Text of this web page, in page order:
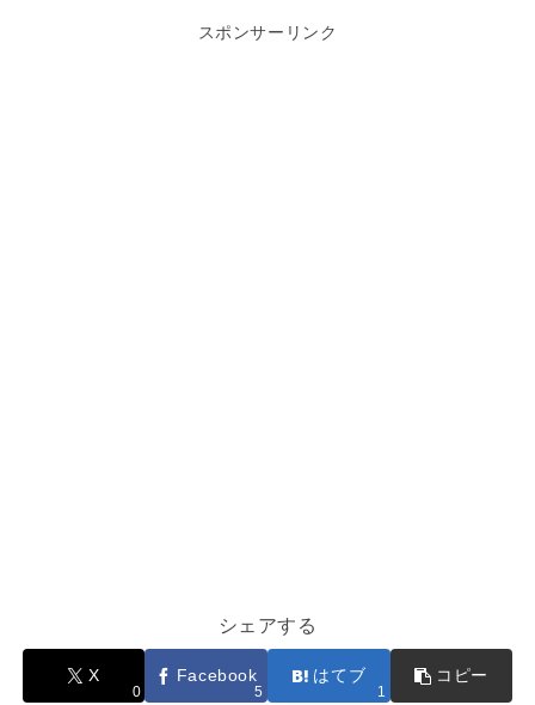
スポンサーリンク
シェアする
X
0
Facebook
5
はてブ
1
コピー